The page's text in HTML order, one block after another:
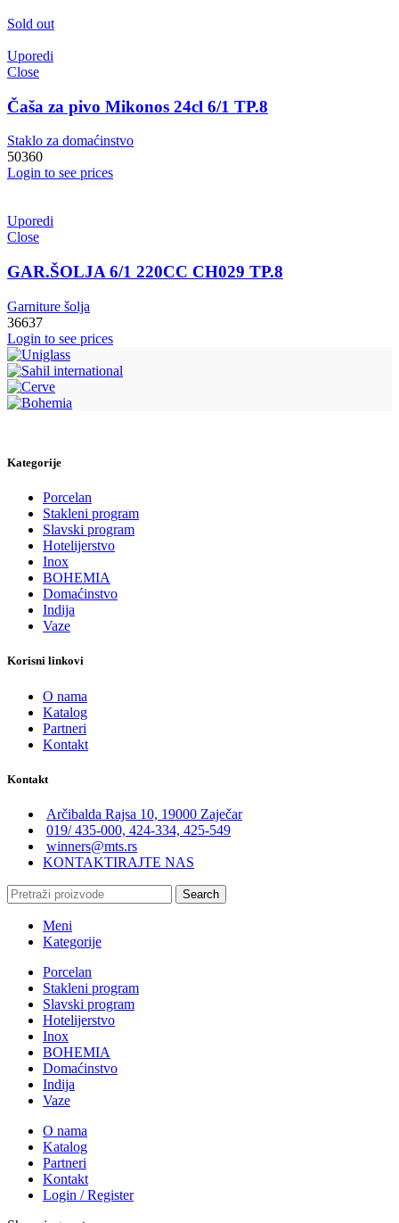
Sold out
Uporedi
Close
Čaša za pivo Mikonos 24cl 6/1 TP.8
Staklo za domaćinstvo
50360
Login to see prices
Uporedi
Close
GAR.ŠOLJA 6/1 220CC CH029 TP.8
Garniture šolja
36637
Login to see prices
Kategorije
Porcelan
Stakleni program
Slavski program
Hotelijerstvo
Inox
BOHEMIA
Domaćinstvo
Indija
Vaze
Korisni linkovi
O nama
Katalog
Partneri
Kontakt
Kontakt
Arčibalda Rajsa 10, 19000 Zaječar
019/ 435-000, 424-334, 425-549
winners@mts.rs
KONTAKTIRAJTE NAS
Search
Meni
Kategorije
Porcelan
Stakleni program
Slavski program
Hotelijerstvo
Inox
BOHEMIA
Domaćinstvo
Indija
Vaze
O nama
Katalog
Partneri
Kontakt
Login / Register